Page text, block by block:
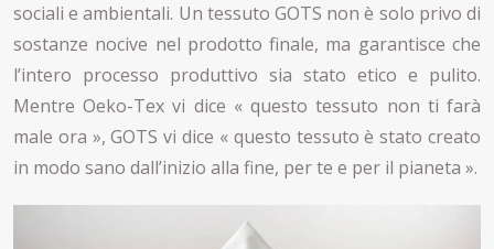
sociali e ambientali. Un tessuto GOTS non è solo privo di
sostanze nocive nel prodotto finale, ma garantisce che
l’intero processo produttivo sia stato etico e pulito.
Mentre Oeko-Tex vi dice « questo tessuto non ti farà
male ora », GOTS vi dice « questo tessuto è stato creato
in modo sano dall’inizio alla fine, per te e per il pianeta ».